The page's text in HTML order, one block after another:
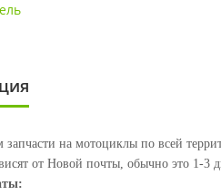
запчасти на мотоциклы по всей
от Новой почты, обычно это 1-3